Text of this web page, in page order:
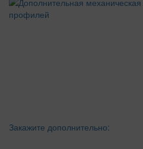
Закажите дополнительно: